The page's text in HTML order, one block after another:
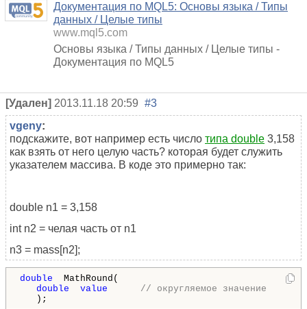
Документация по MQL5: Основы языка / Типы
данных / Целые типы
www.mql5.com
Основы языка / Типы данных / Целые типы -
Документация по MQL5
[Удален] 2013.11.18 20:59 #3
vgeny:
подскажите, вот например есть число типа double 3,158
как взять от него целую часть? которая будет служить
указателем массива. В коде это примерно так:
double n1 = 3,158
int n2 = челая часть от n1
n3 = mass[n2];
double MathRound(
double
value
// округляемое значение
);